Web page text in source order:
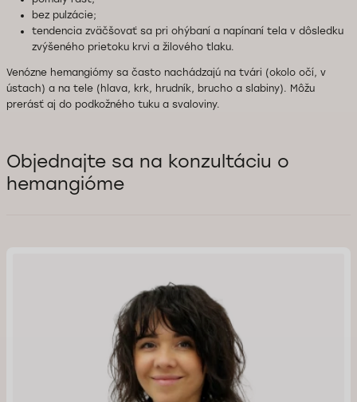
bez pulzácie;
tendencia zväčšovať sa pri ohýbaní a napínaní tela v dôsledku
zvýšeného prietoku krvi a žilového tlaku.
Venózne hemangiómy sa často nachádzajú na tvári (okolo očí, v
ústach) a na tele (hlava, krk, hrudník, brucho a slabiny). Môžu
prerásť aj do podkožného tuku a svaloviny.
Objednajte sa na konzultáciu o
hemangióme